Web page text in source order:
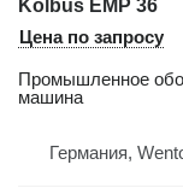
Kolbus EMP 36
Цена по запросу
Промышленное
машина
Германия,